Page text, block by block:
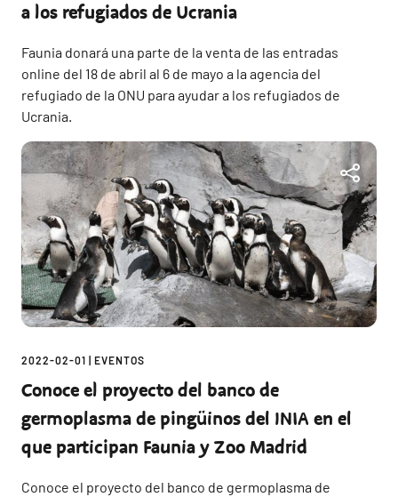
a los refugiados de Ucrania
Faunia donará una parte de la venta de las entradas
online del 18 de abril al 6 de mayo a la agencia del
refugiado de la ONU para ayudar a los refugiados de
Ucrania.
2022-02-01 EVENTOS
Conoce el proyecto del banco de
germoplasma de pingüinos del INIA en el
que participan Faunia y Zoo Madrid
Conoce el proyecto del banco de germoplasma de